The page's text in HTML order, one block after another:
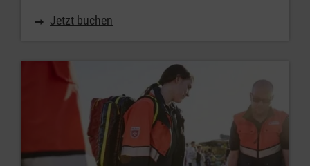
Jetzt buchen